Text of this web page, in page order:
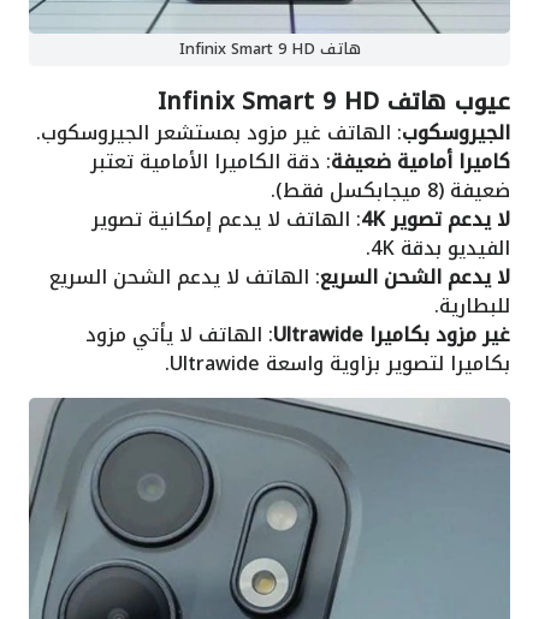
هاتف Infinix Smart 9 HD
عيوب هاتف Infinix Smart 9 HD
الجيروسكوب: الهاتف غير مزود بمستشعر الجيروسكوب.
كاميرا أمامية ضعيفة: دقة الكاميرا الأمامية تعتبر
ضعيفة (8 ميجابكسل فقط).
لا يدعم تصوير 4K : الهاتف لا يدعم إمكانية تصوير
الفيديو بدقة 4K.
لا يدعم الشحن السريع: الهاتف لا يدعم الشحن السريع
للبطارية.
غير مزود بكاميرا Ultrawide : الهاتف لا يأتي مزود
بكاميرا لتصوير بزاوية واسعة Ultrawide.